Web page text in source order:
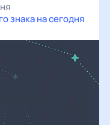
знака на сегодня